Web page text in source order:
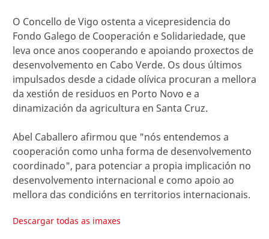
O Concello de Vigo ostenta a vicepresidencia do
Fondo Galego de Cooperación e Solidariedade, que
leva once anos cooperando e apoiando proxectos de
desenvolvemento en Cabo Verde. Os dous últimos
impulsados desde a cidade olívica procuran a mellora
da xestión de residuos en Porto Novo e a
dinamización da agricultura en Santa Cruz.
Abel Caballero afirmou que "nós entendemos a
cooperación como unha forma de desenvolvemento
coordinado", para potenciar a propia implicación no
desenvolvemento internacional e como apoio ao
mellora das condicións en territorios internacionais.
Descargar todas as imaxes